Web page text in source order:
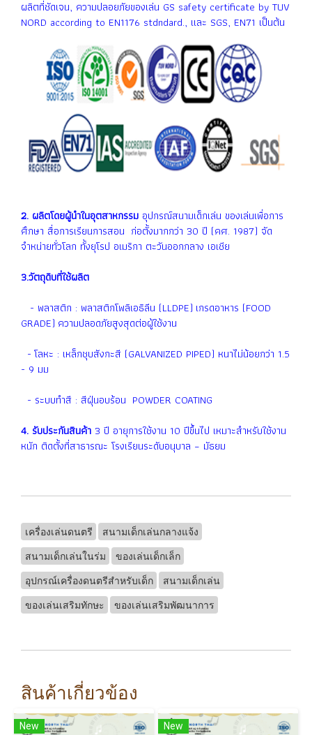
ผลิตที่ชัดเจน, ความปลอยภัยของเล่น GS safety certificate by TUV
NORD according to EN1176 stdndard., เเละ SGS, EN71 เป็นต้น
2. ผลิตโดยผู้นำในอุตสาหกรรม อุปกรณ์สนามเด็กเล่น ของเล่นเพื่อการ
ศึกษา สื่อการเรียนการสอน ก่อตั้งมากกว่า 30 ปี (คศ. 1987) จัด
จำหน่ายทั่วโลก ทั้งยุโรป อเมริกา ตะวันออกกลาง เอเชีย
3.วัตถุดิบที่ใช้ผลิต
- พลาสติก : พลาสติกโพลิเอธิลีน (LLDPE) เกรดอาหาร (FOOD
GRADE) ความปลอดภัยสูงสุดต่อผู้ใช้งาน
- โลหะ : เหล็กชุบสังกะสี (GALVANIZED PIPED) หนาไม่น้อยกว่า 1.5
- 9 มม
- ระบบทำสี : สีฝุ่นอบร้อน POWDER COATING
4. รับประกันสินค้า 3 ปี อายุการใช้งาน 10 ปีขึ้นไป เหมาะสำหรับใช้งาน
หนัก ติดตั้งที่สาธารณะ โรงเรียนระดับอนุบาล – มัธยม
เครื่องเล่นดนตรี สนามเด็กเล่นกลางแจ้ง
สนามเด็กเล่นในร่ม ของเล่นเด็กเล็ก
อุปกรณ์เครื่องดนตรีสำหรับเด็ก สนามเด็กเล่น
ของเล่นเสริมทักษะ ของเล่นเสริมพัฒนาการ
สินค้าเกี่ยวข้อง
New
New